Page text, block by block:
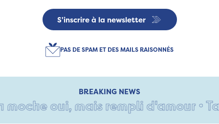
S'inscrire à la newsletter
PAS DE SPAM ET DES MAILS RAISONNÉS
BREAKING NEWS
oui, mais rempli d'amour • Tant